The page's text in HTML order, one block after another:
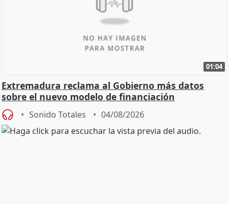
01:04
Extremadura reclama al Gobierno más datos
sobre el nuevo modelo de financiación
Sonido Totales 04/08/2026